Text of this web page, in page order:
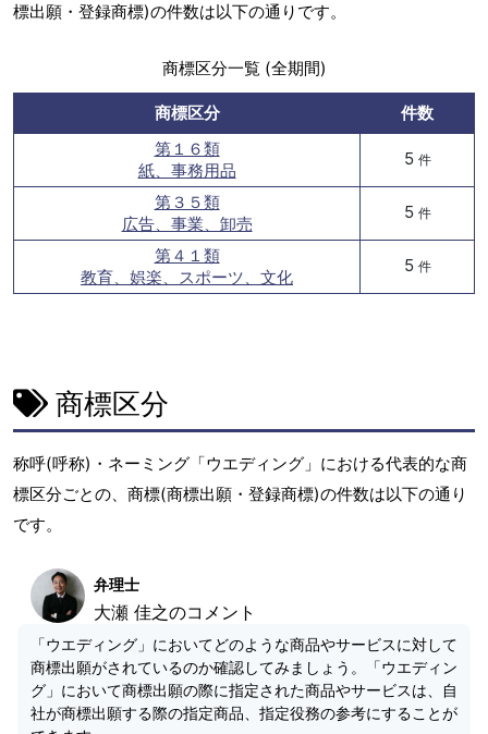
標出願・登録商標)の件数は以下の通りです。
商標区分一覧 (全期間)
商標区分
件数
第１６類
紙、事務用品
5 件
第３５類
広告、事業、卸売
5 件
第４１類
教育、娯楽、スポーツ、文化
5 件
商標区分
称呼(呼称)・ネーミング「ウエディング」における代表的な商
標区分ごとの、商標(商標出願・登録商標)の件数は以下の通り
です。
弁理士
大瀬 佳之のコメント
「ウエディング」においてどのような商品やサービスに対して
商標出願がされているのか確認してみましょう。「ウエディン
グ」において商標出願の際に指定された商品やサービスは、自
社が商標出願する際の指定商品、指定役務の参考にすることが